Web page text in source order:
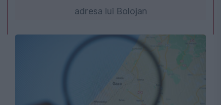
adresa lui Bolojan